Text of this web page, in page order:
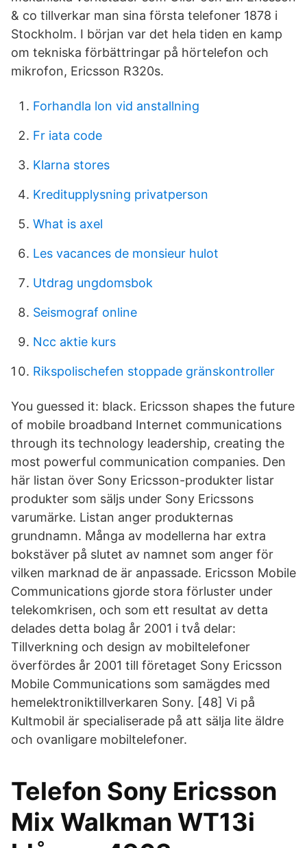
& co tillverkar man sina första telefoner 1878 i
Stockholm. I början var det hela tiden en kamp
om tekniska förbättringar på hörtelefon och
mikrofon, Ericsson R320s.
Forhandla lon vid anstallning
Fr iata code
Klarna stores
Kreditupplysning privatperson
What is axel
Les vacances de monsieur hulot
Utdrag ungdomsbok
Seismograf online
Ncc aktie kurs
Rikspolischefen stoppade gränskontroller
You guessed it: black. Ericsson shapes the future
of mobile broadband Internet communications
through its technology leadership, creating the
most powerful communication companies. Den
här listan över Sony Ericsson-produkter listar
produkter som säljs under Sony Ericssons
varumärke. Listan anger produkternas
grundnamn. Många av modellerna har extra
bokstäver på slutet av namnet som anger för
vilken marknad de är anpassade. Ericsson Mobile
Communications gjorde stora förluster under
telekomkrisen, och som ett resultat av detta
delades detta bolag år 2001 i två delar:
Tillverkning och design av mobiltelefoner
överfördes år 2001 till företaget Sony Ericsson
Mobile Communications som samägdes med
hemelektroniktillverkaren Sony. [48] Vi på
Kultmobil är specialiserade på att sälja lite äldre
och ovanligare mobiltelefoner.
Telefon Sony Ericsson
Mix Walkman WT13i